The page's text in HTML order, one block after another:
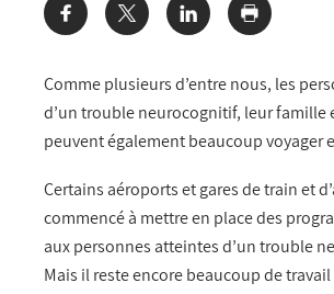
Comme plusieurs d’entre nous, les
d’un trouble neurocognitif, leur famille
peuvent également beaucoup voyager
Certains aéroports et gares de train et
commencé à mettre en place des
aux personnes atteintes d’un trouble
Mais il reste encore beaucoup de travail
Share: